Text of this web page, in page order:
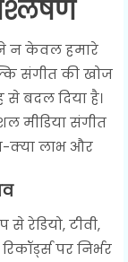
ने न केवल हमारे
संगीत की खोज
बदल दिया है।
मीडिया संगीत
क्या लाभ और
रेडियो, टीवी,
पर निर्भर